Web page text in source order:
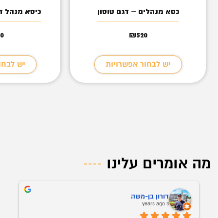
כסא מנהלים – דגם טוסון
₪520
יש לבחור אפשרויות
כיסא מנהל
יש
מה אומרים עלינו